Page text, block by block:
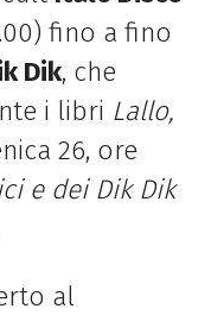
fino a fino
Dik, che
i libri Lallo,
26, ore
e dei Dik Dik
al